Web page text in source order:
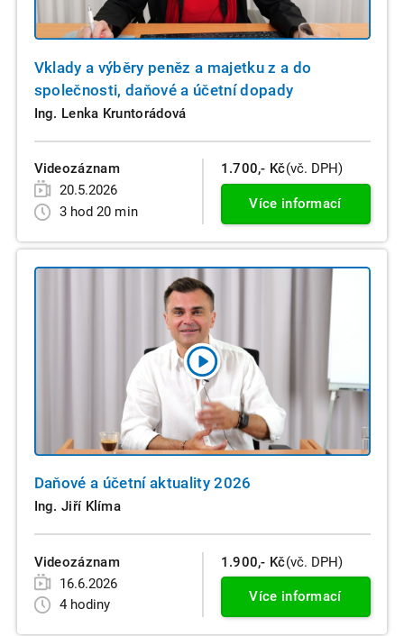
Vklady a výběry peněz a majetku z a do
společnosti, daňové a účetní dopady
Ing. Lenka Kruntorádová
Videozáznam
20.5.2026
3 hod 20 min
1.700,- Kč(vč. DPH)
Více informací
Daňové a účetní aktuality 2026
Ing. Jiří Klíma
Videozáznam
16.6.2026
4 hodiny
1.900,- Kč(vč. DPH)
Více informací